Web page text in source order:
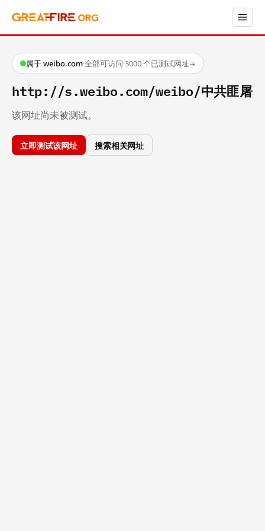
属于 weibo.com·全部可访问·3000 个已测试网址→
http://s.weibo.com/weibo/中共匪屠
该网址尚未被测试。
立即测试该网址 搜索相关网址